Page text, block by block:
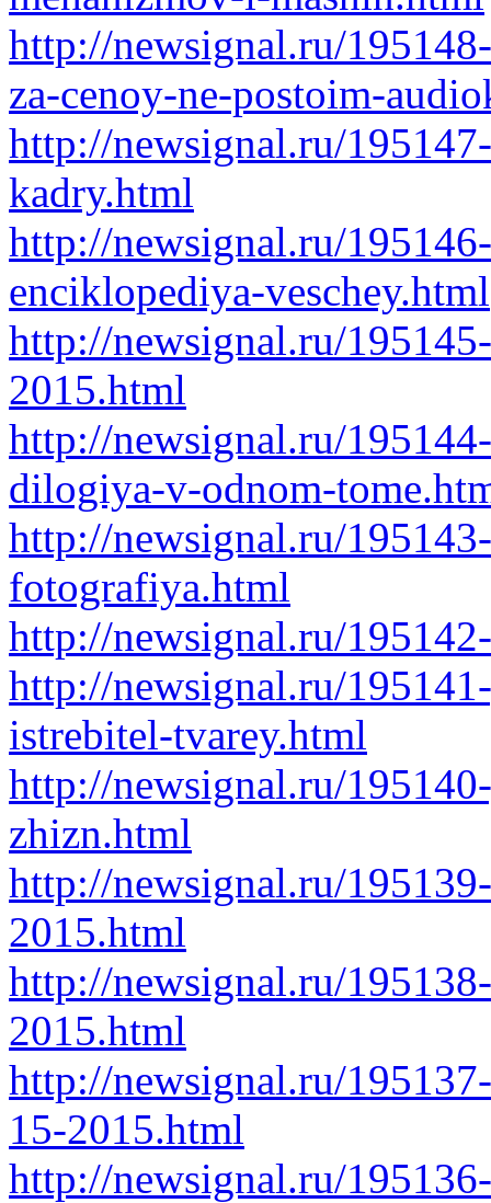
http://newsignal.ru/
za-cenoy-ne-postoim-
http://newsignal.ru/
kadry.html
http://newsignal.ru/
enciklopediya-veschey.html
http://newsignal.ru/
2015.html
http://newsignal.ru/
dilogiya-v-odnom-
http://newsignal.ru/
fotografiya.html
http://newsignal.ru/
http://newsignal.ru/
istrebitel-tvarey.html
http://newsignal.ru/
zhizn.html
http://newsignal.ru/
2015.html
http://newsignal.ru/
2015.html
http://newsignal.ru/
15-2015.html
http://newsignal.ru/